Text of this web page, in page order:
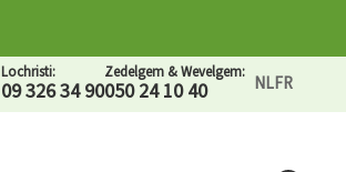
Lochristi:
09 326 34 90
Zedelgem & Wevelgem:
050 24 10 40 NLFR